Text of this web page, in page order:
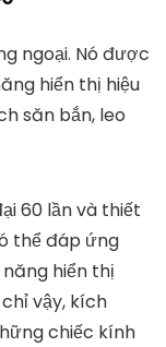
ngoại. Nó được
hiển thị hiệu
săn bắn, leo
60 lần và thiết
thể đáp ứng
hiển thị
vậy, kích
chiếc kính